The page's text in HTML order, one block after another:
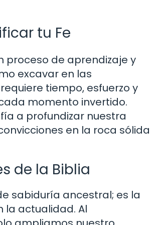
tu Fe
proceso de aprendizaje y
excavar en las
tiempo, esfuerzo y
momento invertido.
a profundizar nuestra
en la roca sólida
de la Biblia
sabiduría ancestral; es la
la actualidad. Al